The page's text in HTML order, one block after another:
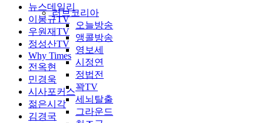
러브코리아
오늘방송
앵콜방송
영보세
시정연
정법전
꽉TV
세뇌탈출
그라운드
뉴스데일리
이봉규TV
우원재TV
정성산TV
Why Times
전옥현
민경욱
시사포커스
젊은시각
김경국